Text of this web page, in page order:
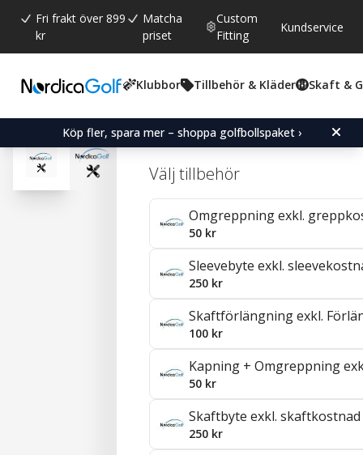
Fri frakt över 899
kr
Matcha
priset
Custom
Fitting
Kundservice
Klubbor Tillbehör & Kläder Skaft &
Köp fler, spara mer – shoppa golfbollspaket ›
Snittbetyg:
4.9 (röster:
12)
Verkstadsärende
Välj tillbehör
Omgreppning exkl.
50 kr
Sleevebyte exkl.
250 kr
Skaftförlängning exkl.
100 kr
Kapning + Omgreppning
50 kr
Skaftbyte exkl. skaftkostnad
250 kr